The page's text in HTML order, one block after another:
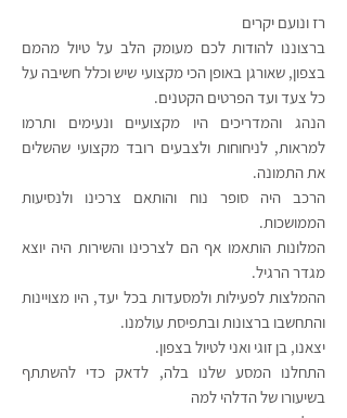
רז ונועם יקרים
ברצוננו להודות לכם מעומק הלב על טיול מהמם
בצפון, שאורגן באופן הכי מקצועי שיש וכלל חשיבה על
כל צעד ועד הפרטים הקטנים.
הנהג והמדריכים היו מקצועיים ונעימים ותרמו
למראות, לניחוחות ולצבעים רובד מקצועי שהשלים
את התמונה.
הרכב היה סופר נוח והותאם צרכינו ולנסיעות
הממושכות.
המלונות הותאמו אף הם לצרכינו והשירות היה יוצא
מגדר הרגיל.
ההמלצות לפעילות ולמסעדות בכל יעד, היו מצויינות
והתחשבו ברצונות ובתפיסת עולמנו.
יצאנו, בן זוגי ואני לטיול בצפון.
התחלנו המסע שלנו בלה, לדאק כדי להשתתף
בשיעורו של הדלהי למה